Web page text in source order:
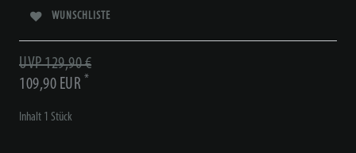
WUNSCHLISTE
UVP 129,90 €
109,90 EUR *
Inhalt 1 Stück